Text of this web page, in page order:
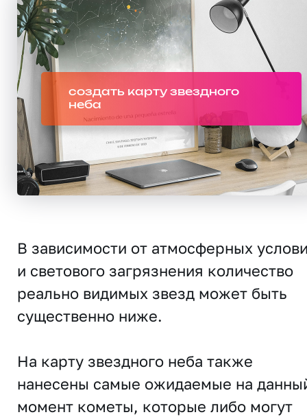
создать карту звездного
неба
В зависимости от атмосферных
и светового загрязнения количество
реально видимых звезд может быть
существенно ниже.
На карту звездного неба также
нанесены самые ожидаемые на
момент кометы, которые либо могут